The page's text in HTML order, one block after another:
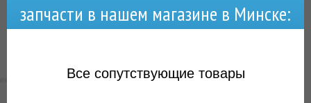
запчасти в нашем магазине в Минске:
Все сопутствующие товары